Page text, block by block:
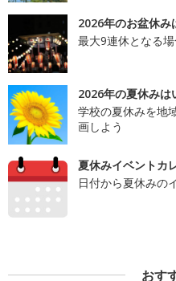
2026年のお盆休み
最大9連休となる
2026年の夏休みは
学校の夏休みを地
画しよう
夏休みイベントカ
日付から夏休みの
おす